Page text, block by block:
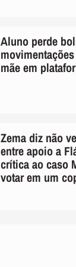
Aluno perde
mãe em
Zema diz não
entre apoio a
crítica ao caso
votar em um